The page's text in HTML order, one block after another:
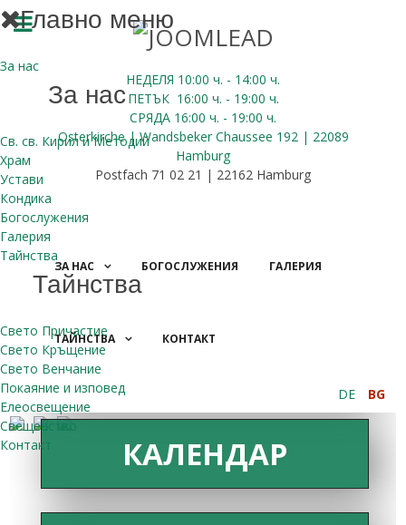
НЕДЕЛЯ 10:00 ч. - 14:00 ч.
ПЕТЪК 16:00 ч. - 19:00 ч.
СРЯДА 16:00 ч. - 19:00 ч.
Osterkirche | Wandsbeker Chaussee 192 | 22089
Hamburg
Postfach 71 02 21 | 22162 Hamburg
Главно меню
За нас
За нас
Св. св. Кирил и Методий
Храм
Устави
Кондика
Богослужения
Галерия
Тайнства
Тайнства
Свето Причастие
Свето Кръщение
Свето Венчание
Покаяние и изповед
Елеосвещение
Свещенство
Контакт
ЗА НАС БОГОСЛУЖЕНИЯ ГАЛЕРИЯ
ТАЙНСТВА КОНТАКТ
DE BG
КАЛЕНДАР